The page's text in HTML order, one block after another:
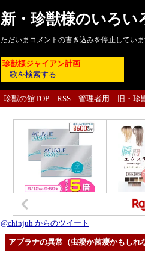
新・珍獣様のいろい
ただいまコメントの書き込みを停止してい
珍獣様ジャイアン計画
歌を検索する
珍獣の館TOP RSS 管理者用 旧・珍
@chinjuh からのツイート
アブラナの異常（虫癭か菌癭かもしれ